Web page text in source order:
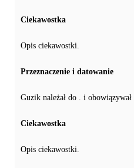
Ciekawostka
Opis ciekawostki.
Przeznaczenie i datowanie
Guzik należał do . i
Ciekawostka
Opis ciekawostki.